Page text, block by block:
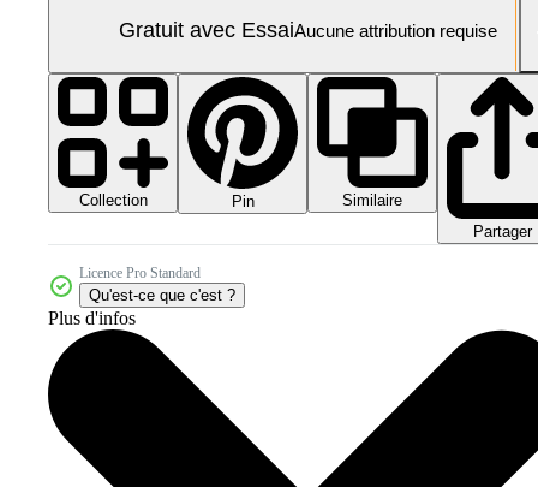
Gratuit avec EssaiAucune attribution requise
Collection Pin
Similaire
Partager
Licence Pro Standard
Qu'est-ce que c'est ?
Plus d'infos